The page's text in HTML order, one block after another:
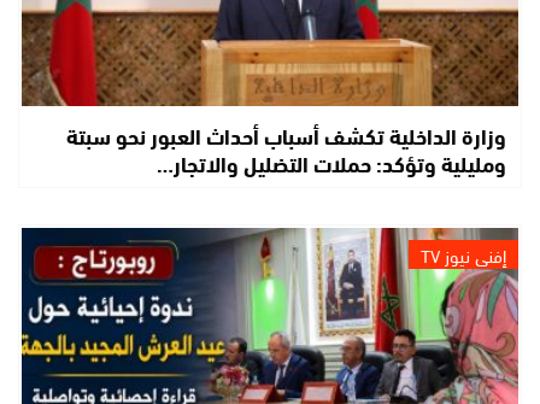
وزارة الداخلية تكشف أسباب أحداث العبور نحو سبتة
ومليلية وتؤكد: حملات التضليل والاتجار…
إفني نيوز TV